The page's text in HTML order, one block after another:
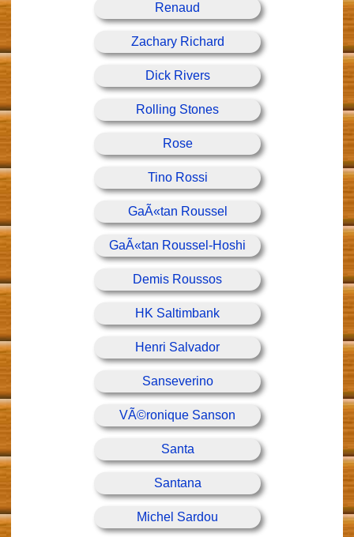
Renaud
Zachary Richard
Dick Rivers
Rolling Stones
Rose
Tino Rossi
GaÃ«tan Roussel
GaÃ«tan Roussel-Hoshi
Demis Roussos
HK Saltimbank
Henri Salvador
Sanseverino
VÃ©ronique Sanson
Santa
Santana
Michel Sardou